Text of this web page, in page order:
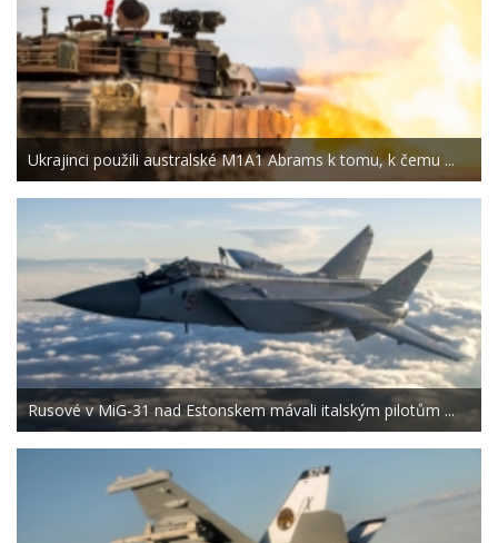
Ukrajinci použili australské M1A1 Abrams k tomu, k čemu ...
Rusové v MiG-31 nad Estonskem mávali italským pilotům ...